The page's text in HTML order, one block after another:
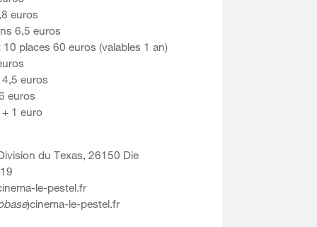
euros
6,5 euros
places 60 euros (valables 1 an)
euros
euros
+ 1 euro
du Texas, 26150 Die
le-pestel.fr
)cinema-le-pestel.fr